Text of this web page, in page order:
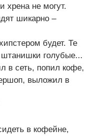
хрена не могут.
шикарно –
будет. Те
голубые...
в сеть, попил кофе,
выложил в
в кофейне,